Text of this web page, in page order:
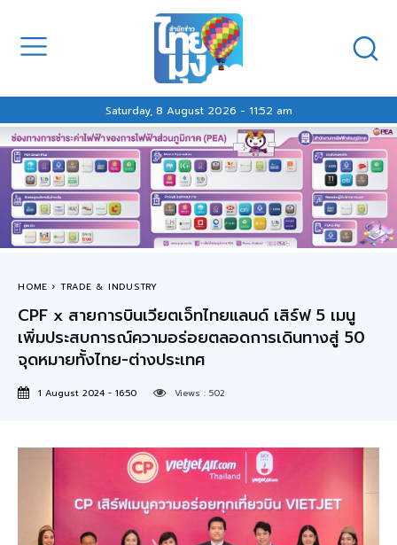
Saturday, 8 August 2026 - 11:52 am
HOME TRADE & INDUSTRY
CPF x สายการบินเวียตเจ็ทไทยแลนด์ เสิร์ฟ 5 เมนู
เพิ่มประสบการณ์ความอร่อยตลอดการเดินทางสู่ 50
จุดหมายทั้งไทย-ต่างประเทศ
1 August 2024 - 16:50 Views : 502